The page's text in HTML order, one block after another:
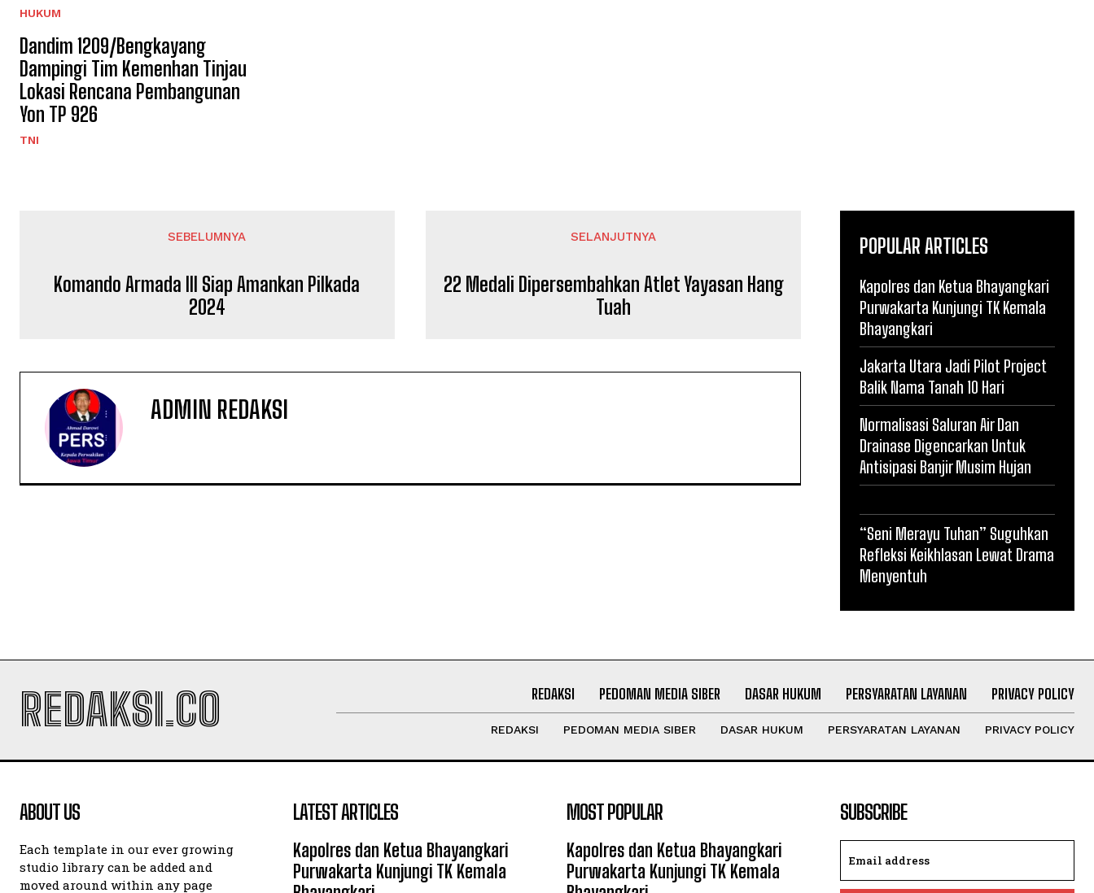
HUKUM
Dandim 1209/Bengkayang
Dampingi Tim Kemenhan Tinjau
Lokasi Rencana Pembangunan
Yon TP 926
TNI
SEBELUMNYA
Komando Armada III Siap Amankan Pilkada
2024
SELANJUTNYA
22 Medali Dipersembahkan Atlet Yayasan Hang
Tuah
ADMIN REDAKSI
POPULAR ARTICLES
Kapolres dan Ketua Bhayangkari
Purwakarta Kunjungi TK Kemala
Bhayangkari
Jakarta Utara Jadi Pilot Project
Balik Nama Tanah 10 Hari
Normalisasi Saluran Air Dan
Drainase Digencarkan Untuk
Antisipasi Banjir Musim Hujan
“Seni Merayu Tuhan” Suguhkan
Refleksi Keikhlasan Lewat Drama
Menyentuh
REDAKSI.CO REDAKSI PEDOMAN MEDIA SIBER DASAR HUKUM PERSYARATAN LAYANAN PRIVACY POLICY
REDAKSI PEDOMAN MEDIA SIBER DASAR HUKUM PERSYARATAN LAYANAN PRIVACY POLICY
ABOUT US
Each template in our ever growing
studio library can be added and
moved around within any page
LATEST ARTICLES
Kapolres dan Ketua Bhayangkari
Purwakarta Kunjungi TK Kemala
MOST POPULAR
Kapolres dan Ketua Bhayangkari
Purwakarta Kunjungi TK Kemala
SUBSCRIBE